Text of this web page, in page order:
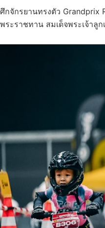
ศึกจักรยานทรงตัว Grandprix
พระราชทาน สมเด็จพระเจ้า